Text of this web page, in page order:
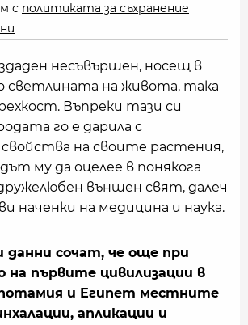
с политиката за съхранение
несъвършен, носещ в
светлината на живота, така
Въпреки тази си
го е дарила с
на своите растения,
му да оцелее в понякога
външен свят, далеч
наченки на медицина и наука.
данни сочат, че още при
на първите цивилизации в
и Египет местните
апликации и